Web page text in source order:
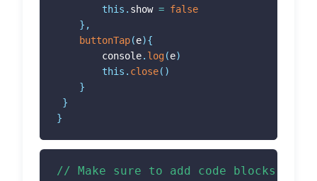
this . show = false
} ,
buttonTap(e){
console. log(e)
this . close( )
}
}
}
// Make sure to add code blocks to